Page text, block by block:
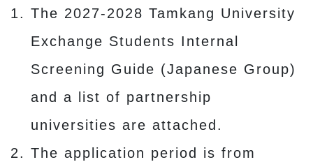
The 2027-2028 Tamkang University
Exchange Students Internal
Screening Guide (Japanese Group)
and a list of partnership
universities are attached.
The application period is from